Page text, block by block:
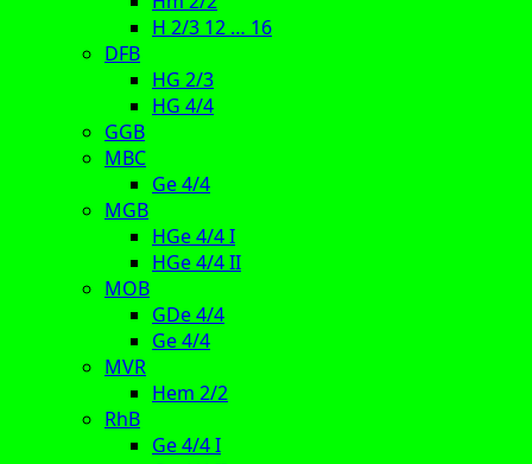
H 2/3 12 … 16
DFB
HG 2/3
HG 4/4
GGB
MBC
Ge 4/4
MGB
HGe 4/4 I
HGe 4/4 II
MOB
GDe 4/4
Ge 4/4
MVR
Hem 2/2
RhB
Ge 4/4 I